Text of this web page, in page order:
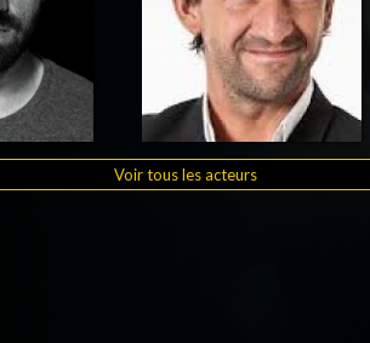
Voir tous les acteurs